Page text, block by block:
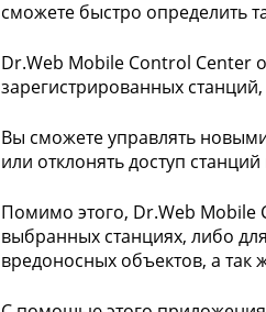
сможете быстро определить
Dr.Web Mobile Control Center
зарегистрированных
Вы сможете управлять
или отклонять доступ
Помимо этого, Dr.Web Mobile
выбранных станциях, либо
вредоносных объектов, а так